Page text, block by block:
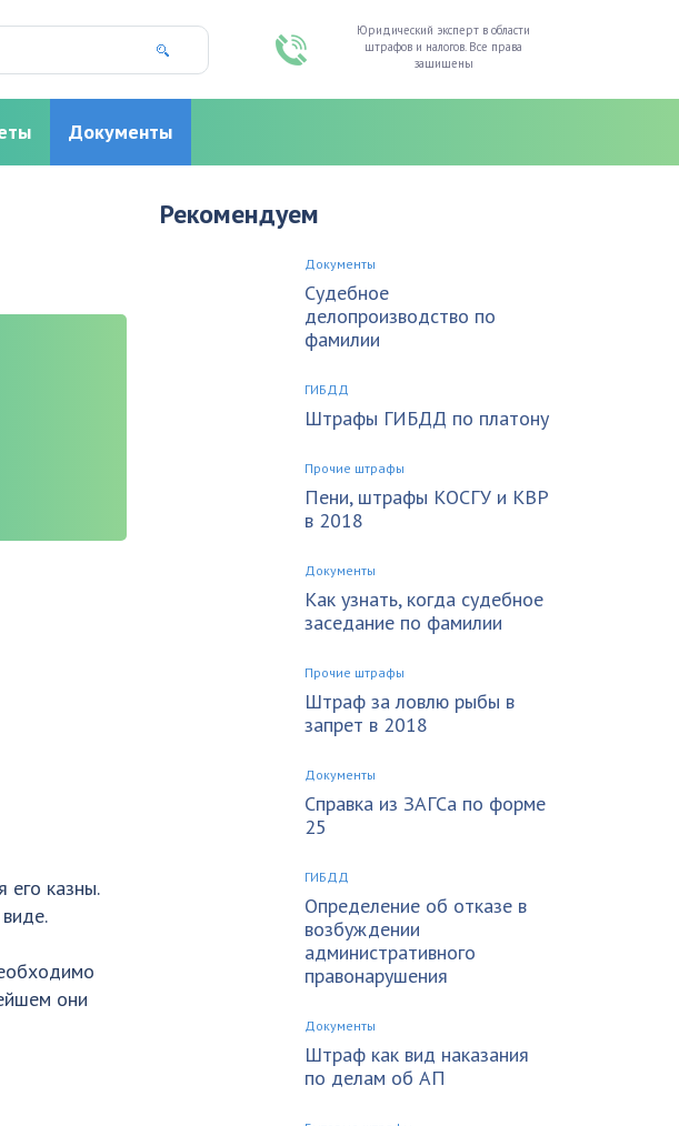
Юридический эксперт в области
штрафов и налогов. Все права
защищены
Документы
его казны.
они
Рекомендуем
Документы
Судебное
делопроизводство по
фамилии
ГИБДД
Штрафы ГИБДД по платону
Прочие штрафы
Пени, штрафы КОСГУ и КВР
в 2018
Документы
Как узнать, когда судебное
заседание по фамилии
Прочие штрафы
Штраф за ловлю рыбы в
запрет в 2018
Документы
Справка из ЗАГСа по форме
25
ГИБДД
Определение об отказе в
возбуждении
административного
правонарушения
Документы
Штраф как вид наказания
по делам об АП